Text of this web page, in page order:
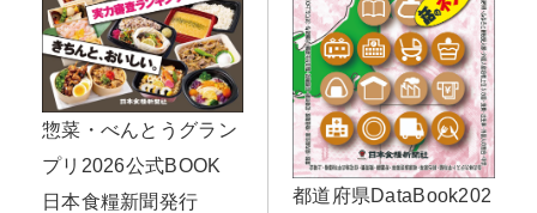
惣菜・べんとうグラン
プリ2026公式BOOK
日本食糧新聞発行
都道府県DataBook202